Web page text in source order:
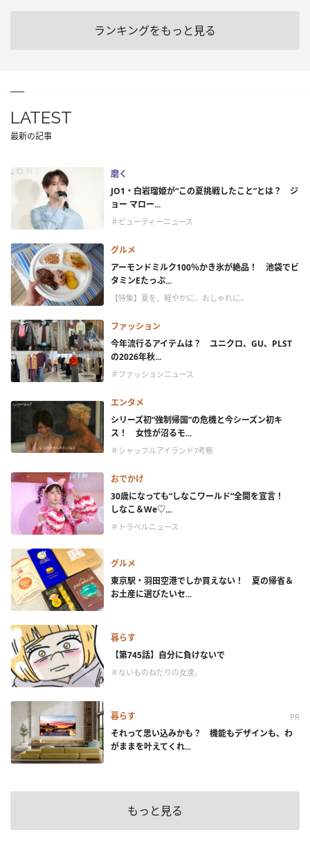
ランキングをもっと見る
LATEST
最新の記事
磨く
JO1・白岩瑠姫が“この夏挑戦したこと”とは？ ジ
ョー マロー...
＃ビューティーニュース
グルメ
アーモンドミルク100％かき氷が絶品！ 池袋でビ
タミンEたっぷ...
【特集】夏を、軽やかに、おしゃれに。
ファッション
今年流行るアイテムは？ ユニクロ、GU、PLST
の2026年秋...
＃ファッションニュース
エンタメ
シリーズ初“強制帰国”の危機と今シーズン初キ
ス！ 女性が沼るモ...
＃シャッフルアイランド7考察
おでかけ
30歳になっても“しなこワールド”全開を宣言！
しなこ＆We♡...
＃トラベルニュース
グルメ
東京駅・羽田空港でしか買えない！ 夏の帰省＆
お土産に選びたいセ...
暮らす
【第745話】自分に負けないで
＃ないものねだりの女達。
暮らす PR
それって思い込みかも？ 機能もデザインも、わ
がままを叶えてくれ...
もっと見る